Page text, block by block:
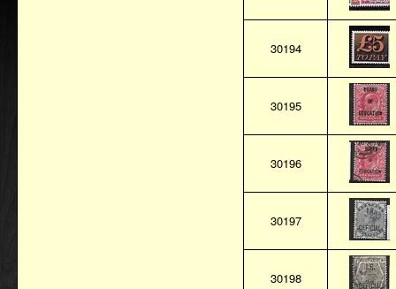
30194
30195
30196
30197
30198